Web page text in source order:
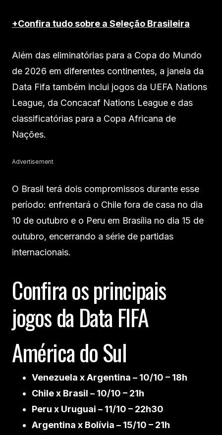
+Confira tudo sobre a Seleção Brasileira
Além das eliminatórias para a Copa do Mundo
de 2026 em diferentes continentes, a janela da
Data Fifa também inclui jogos da UEFA Nations
League, da Concacaf Nations League e das
classificatórias para a Copa Africana de
Nações.
Advertisement
O Brasil terá dois compromissos durante esse
período: enfrentará o Chile fora de casa no dia
10 de outubro e o Peru em Brasília no dia 15 de
outubro, encerrando a série de partidas
internacionais.
Confira os principais
jogos da Data FIFA
América do Sul
Venezuela x Argentina – 10/10 – 18h
Chile x Brasil – 10/10 – 21h
Peru x Uruguai – 11/10 – 22h30
Argentina x Bolívia – 15/10 – 21h